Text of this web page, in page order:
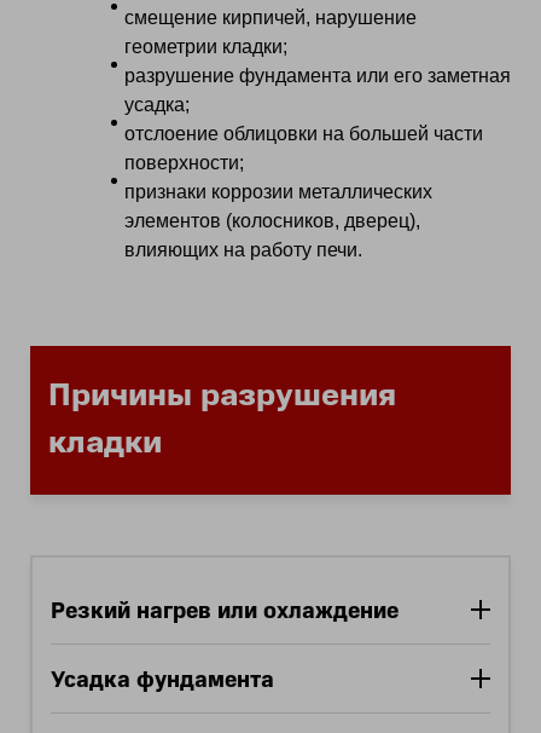
смещение кирпичей, нарушение
геометрии кладки;
разрушение фундамента или его заметная
усадка;
отслоение облицовки на большей части
поверхности;
признаки коррозии металлических
элементов (колосников, дверец),
влияющих на работу печи.
Причины разрушения
кладки
Резкий нагрев или охлаждение
Усадка фундамента